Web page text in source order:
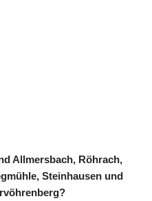
Allmersbach, Röhrach,
Steinhausen und